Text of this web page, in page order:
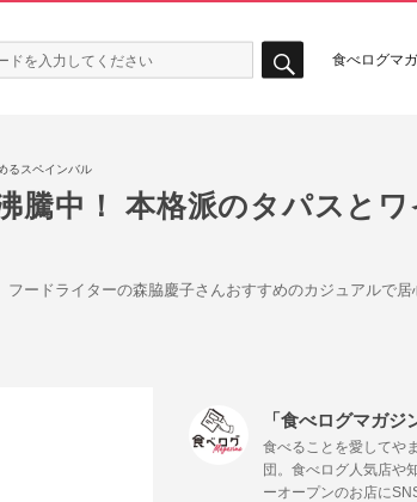
食べログマ
るスペインバル
騰中！ 本格派のタパスと
ードライターの森脇慶子さんおすすめのカジュアルで
「食べログマガジ
食べることを愛してや
団。食べログ人気店や
ーオープンのお店に